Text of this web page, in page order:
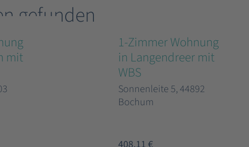
gefunden
mit
1-Zimmer Wohnung
in Langendreer mit
WBS
Sonnenleite 5, 44892
Bochum